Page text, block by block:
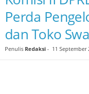
Perda
dan Toko
Penulis Redaksi - 11 September